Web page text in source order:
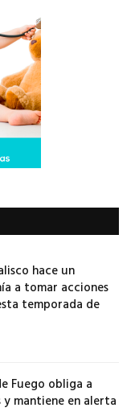
hace un
a tomar acciones
temporada de
Fuego obliga a
mantiene en alerta